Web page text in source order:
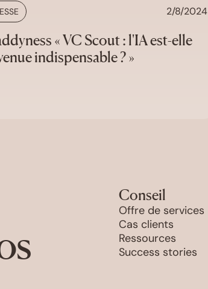
2/8/2024
« VC Scout : l'IA est-elle
indispensable ? »
Conseil
Offre de services
Cas clients
Ressources
Success stories